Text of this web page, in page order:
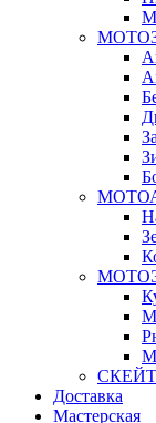
Доставка
Мастерская